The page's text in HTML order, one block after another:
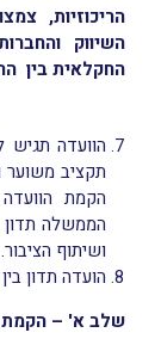
הריכוזיות,
השיווק
החקלאית בין
הוועדה
תקציב משוער
הקמת
הממשלה תדון
ושיתוף הציבור.
הועדה תדון
שלב א' –